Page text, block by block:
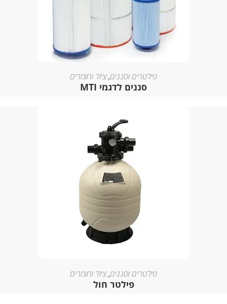
,ציוד וחומרים
סננים לדגמי MTI
,ציוד וחומרים